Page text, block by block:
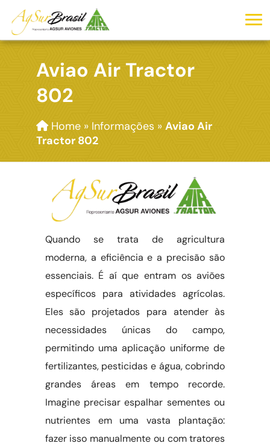
Aviao Air Tractor
802
Home» Informações » Aviao Air
Tractor 802
Quando se trata de agricultura
moderna, a eficiência e a precisão são
essenciais. É aí que entram os aviões
específicos para atividades agrícolas.
Eles são projetados para atender às
necessidades únicas do campo,
permitindo uma aplicação uniforme de
fertilizantes, pesticidas e água, cobrindo
grandes áreas em tempo recorde.
Imagine precisar espalhar sementes ou
nutrientes em uma vasta plantação:
fazer isso manualmente ou com tratores